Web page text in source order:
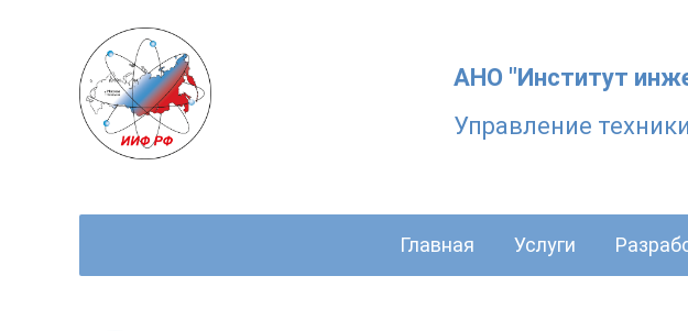
АНО "Институт
Управление
Главная Услуги